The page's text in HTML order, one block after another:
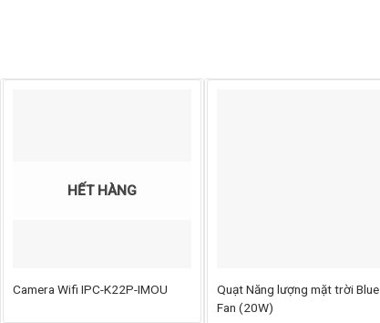
HẾT HÀNG
Camera Wifi IPC-K22P-IMOU
Quạt Năng lượng mặt trời Blue
Fan (20W)